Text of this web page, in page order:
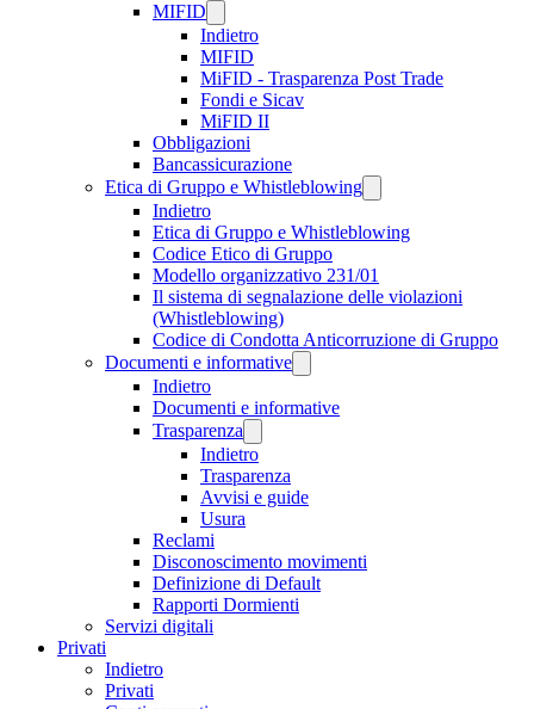
MIFID
Indietro
MIFID
MiFID - Trasparenza Post Trade
Fondi e Sicav
MiFID II
Obbligazioni
Bancassicurazione
Etica di Gruppo e Whistleblowing
Indietro
Etica di Gruppo e Whistleblowing
Codice Etico di Gruppo
Modello organizzativo 231/01
Il sistema di segnalazione delle violazioni
(Whistleblowing)
Codice di Condotta Anticorruzione di Gruppo
Documenti e informative
Indietro
Documenti e informative
Trasparenza
Indietro
Trasparenza
Avvisi e guide
Usura
Reclami
Disconoscimento movimenti
Definizione di Default
Rapporti Dormienti
Servizi digitali
Privati
Indietro
Privati